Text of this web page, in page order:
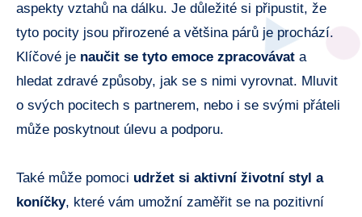
aspekty vztahů na dálku. Je důležité si připustit, že
tyto pocity jsou přirozené a většina párů je prochází.
Klíčové je naučit se tyto emoce zpracovávat a
hledat zdravé způsoby, jak se s nimi vyrovnat. Mluvit
o svých pocitech s partnerem, nebo i se svými přáteli
může poskytnout úlevu a podporu.
Také může pomoci udržet si aktivní životní styl a
koníčky, které vám umožní zaměřit se na pozitivní